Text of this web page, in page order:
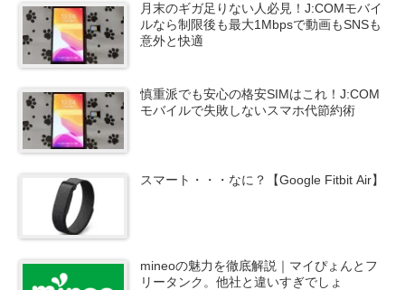
月末のギガ足りない人必見！J:COMモバイ
ルなら制限後も最大1Mbpsで動画もSNSも
意外と快適
慎重派でも安心の格安SIMはこれ！J:COM
モバイルで失敗しないスマホ代節約術
スマート・・・なに？【Google Fitbit Air】
mineoの魅力を徹底解説｜マイぴょんとフ
リータンク。他社と違いすぎでしょ